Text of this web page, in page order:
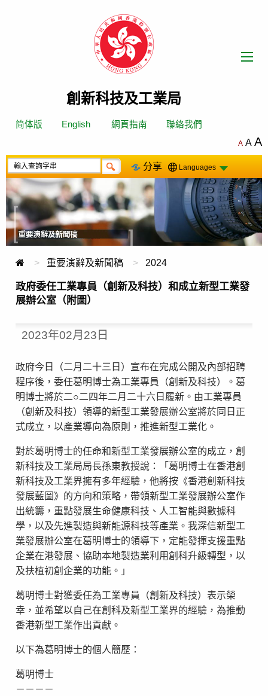
創新科技及工業局
简体版 English 網頁指南 聯絡我們
A A A
分享 Languages
重要演辭及新聞稿 2024
政府委任工業專員（創新及科技）和成立新型工業發
展辦公室（附圖）
2023年02月23日
政府今日（二月二十三日）宣布在完成公開及內部招聘
程序後，委任葛明博士為工業專員（創新及科技）。葛
明博士將於二○二四年二月二十六日履新。由工業專員
（創新及科技）領導的新型工業發展辦公室將於同日正
式成立，以產業導向為原則，推進新型工業化。
對於葛明博士的任命和新型工業發展辦公室的成立，創
新科技及工業局局長孫東教授說：「葛明博士在香港創
新科技及工業界擁有多年經驗，他將按《香港創新科技
發展藍圖》的方向和策略，帶領新型工業發展辦公室作
出統籌，重點發展生命健康科技、人工智能與數據科
學，以及先進製造與新能源科技等產業。我深信新型工
業發展辦公室在葛明博士的領導下，定能發揮支援重點
企業在港發展、協助本地製造業利用創科升級轉型，以
及扶植初創企業的功能。」
葛明博士對獲委任為工業專員（創新及科技）表示榮
幸，並希望以自己在創科及新型工業界的經驗，為推動
香港新型工業作出貢獻。
以下為葛明博士的個人簡歷：
葛明博士
－－－－